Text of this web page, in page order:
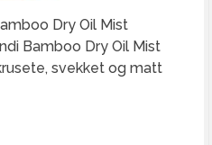
Dry Oil Mist
Bamboo Dry Oil Mist
svekket og matt